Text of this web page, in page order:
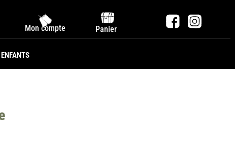
Mon compte Panier
ENFANTS